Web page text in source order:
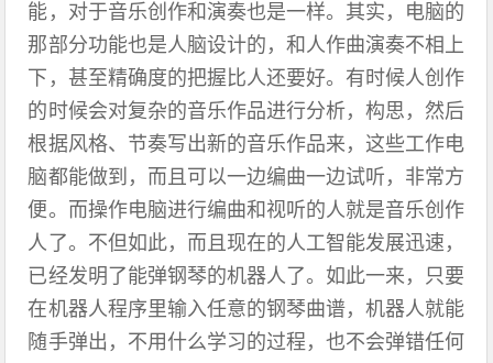
能，对于音乐创作和演奏也是一样。其实，电脑的
那部分功能也是人脑设计的，和人作曲演奏不相上
下，甚至精确度的把握比人还要好。有时候人创作
的时候会对复杂的音乐作品进行分析，构思，然后
根据风格、节奏写出新的音乐作品来，这些工作电
脑都能做到，而且可以一边编曲一边试听，非常方
便。而操作电脑进行编曲和视听的人就是音乐创作
人了。不但如此，而且现在的人工智能发展迅速，
已经发明了能弹钢琴的机器人了。如此一来，只要
在机器人程序里输入任意的钢琴曲谱，机器人就能
随手弹出，不用什么学习的过程，也不会弹错任何